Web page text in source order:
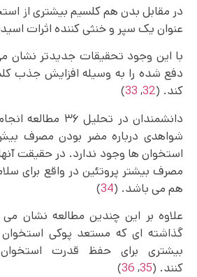
در مقابل بدن هم کلسیم بیشتری از
عنوان یک سپر و خنثی کننده اثرات
با این وجود تحقیقات جدیدتر نشان
دفع شده را به وسیله افزایش جذب
کند. (32
,
33
)
دانشمندان در
شواهدی درباره مضر بودن مصرف
استخوان ها وجود ندارد. در حقیقت
مصرف بیشتر پروتئین در واقع برای
هم می باشد. (34
)
علاوه بر این چندین مطالعه نشان
گذاشته ای که مستعد پوکی استخوان
بیشتری برای حفظ قدرت
کنند. (35
,
36
)